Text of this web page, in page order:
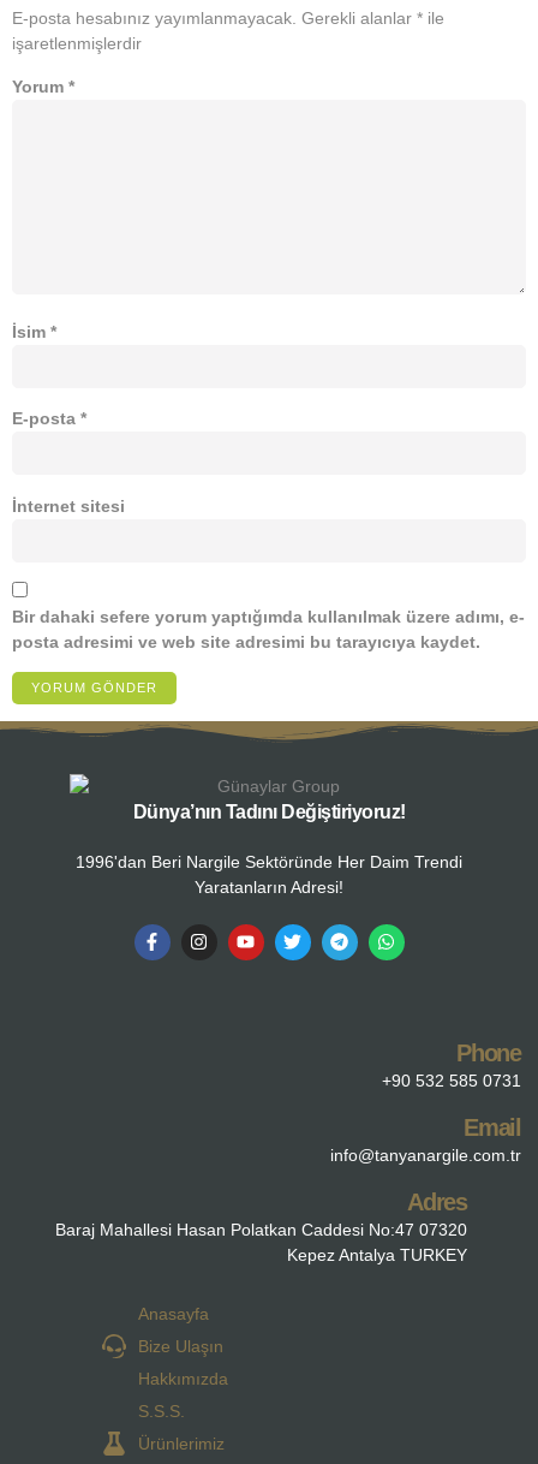
E-posta hesabınız yayımlanmayacak. Gerekli alanlar * ile
işaretlenmişlerdir
Yorum *
İsim *
E-posta *
İnternet sitesi
Bir dahaki sefere yorum yaptığımda kullanılmak üzere adımı, e-
posta adresimi ve web site adresimi bu tarayıcıya kaydet.
Dünya’nın Tadını Değiştiriyoruz!
1996'dan Beri Nargile Sektöründe Her Daim Trendi
Yaratanların Adresi!
Phone
+90 532 585 0731
Email
info@tanyanargile.com.tr
Adres
Baraj Mahallesi Hasan Polatkan Caddesi No:47 07320
Kepez Antalya TURKEY
Anasayfa
Bize Ulaşın
Hakkımızda
S.S.S.
Ürünlerimiz